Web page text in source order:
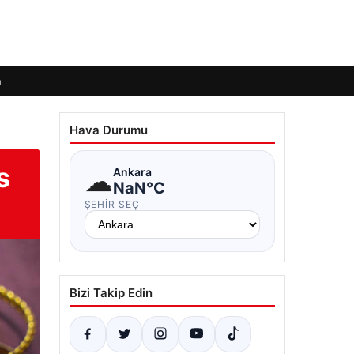
Hava Durumu
☁Ankara
NaN°C
ŞEHIR SEÇ
Bizi Takip Edin